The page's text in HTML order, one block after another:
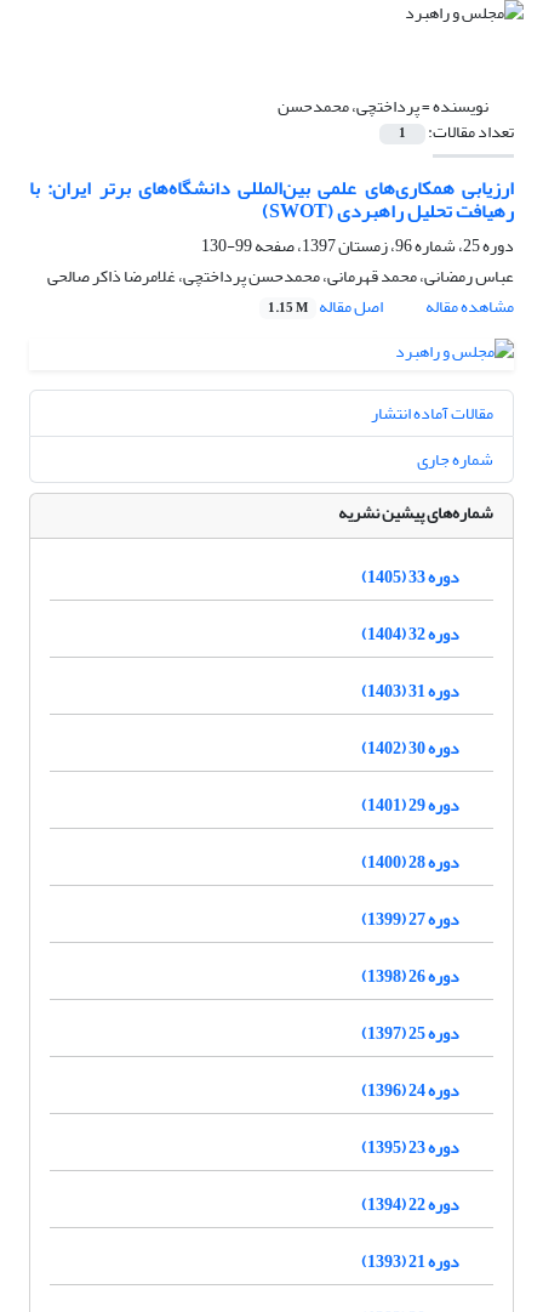
نویسنده =پرداختچی، محمدحسن
تعداد مقالات: 1
ارزیابی همکاری‌های علمی بین‌المللی دانشگاه‌های برتر ایران: با
رهیافت تحلیل راهبردی (SWOT)
دوره 25، شماره 96، زمستان 1397، صفحه
99-130
عباس رمضانی، محمد قهرمانی، محمدحسن پرداختچی، غلامرضا ذاکر صالحی
مشاهده مقاله
اصل مقاله 1.15 M
مقالات آماده انتشار
شماره جاری
شماره‌های پیشین نشریه
دوره 33 (1405)
دوره 32 (1404)
دوره 31 (1403)
دوره 30 (1402)
دوره 29 (1401)
دوره 28 (1400)
دوره 27 (1399)
دوره 26 (1398)
دوره 25 (1397)
دوره 24 (1396)
دوره 23 (1395)
دوره 22 (1394)
دوره 21 (1393)